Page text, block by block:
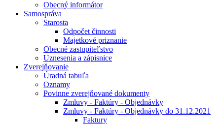
Obecný informátor
Samospráva
Starosta
Odpočet činnosti
Majetkové priznanie
Obecné zastupiteľstvo
Uznesenia a zápisnice
Zverejňovanie
Úradná tabuľa
Oznamy
Povinne zverejňované dokumenty
Zmluvy - Faktúry - Objednávky
Zmluvy - Faktúry - Objednávky do 31.12.2021
Faktury